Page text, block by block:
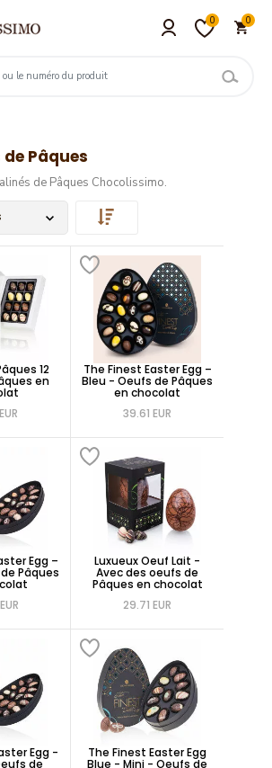
0 0
Pâques
de Pâques Chocolissimo.
12
en
The Finest Easter Egg –
Bleu - Oeufs de Pâques
en chocolat
39.61 EUR
Egg –
Pâques
Luxueux Oeuf Lait -
Avec des oeufs de
Pâques en chocolat
29.71 EUR
Egg -
de
The Finest Easter Egg
Blue - Mini - Oeufs de